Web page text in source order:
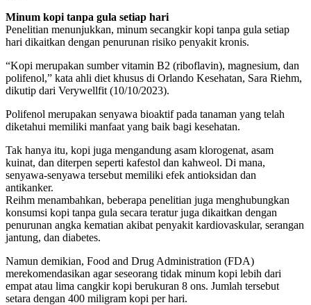
Minum kopi tanpa gula setiap hari
Penelitian menunjukkan, minum secangkir kopi tanpa gula setiap
hari dikaitkan dengan penurunan risiko penyakit kronis.
“Kopi merupakan sumber vitamin B2 (riboflavin), magnesium, dan
polifenol,” kata ahli diet khusus di Orlando Kesehatan, Sara Riehm,
dikutip dari Verywellfit (10/10/2023).
Polifenol merupakan senyawa bioaktif pada tanaman yang telah
diketahui memiliki manfaat yang baik bagi kesehatan.
Tak hanya itu, kopi juga mengandung asam klorogenat, asam
kuinat, dan diterpen seperti kafestol dan kahweol. Di mana,
senyawa-senyawa tersebut memiliki efek antioksidan dan
antikanker.
Reihm menambahkan, beberapa penelitian juga menghubungkan
konsumsi kopi tanpa gula secara teratur juga dikaitkan dengan
penurunan angka kematian akibat penyakit kardiovaskular, serangan
jantung, dan diabetes.
Namun demikian, Food and Drug Administration (FDA)
merekomendasikan agar seseorang tidak minum kopi lebih dari
empat atau lima cangkir kopi berukuran 8 ons. Jumlah tersebut
setara dengan 400 miligram kopi per hari.